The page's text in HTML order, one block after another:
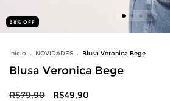
38% OFF
Início . NOVIDADES . Blusa Veronica Bege
Blusa Veronica Bege
R$79,90 R$49,90